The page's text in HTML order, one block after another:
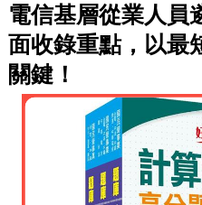
電信基層從業人員
面收錄重點，以最
關鍵！